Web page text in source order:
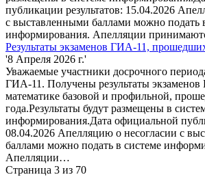
публикации результатов: 15.04.2026
с выставленными баллами можно подать
информирования. Апелляции
Результаты экзаменов ГИА-11,
'8 Апреля 2026 г.'
Уважаемые участники досрочного
ГИА-11. Получены результаты
математике базовой и профильной,
года.Результаты будут размещены в
информирования.Дата официальной
08.04.2026 Апелляцию о несогласии с
баллами можно подать в системе
Апелляции…
Страница 3 из 70